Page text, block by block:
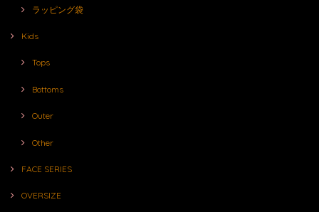
ラッピング袋
Kids
Tops
Bottoms
Outer
Other
FACE SERIES
OVERSIZE